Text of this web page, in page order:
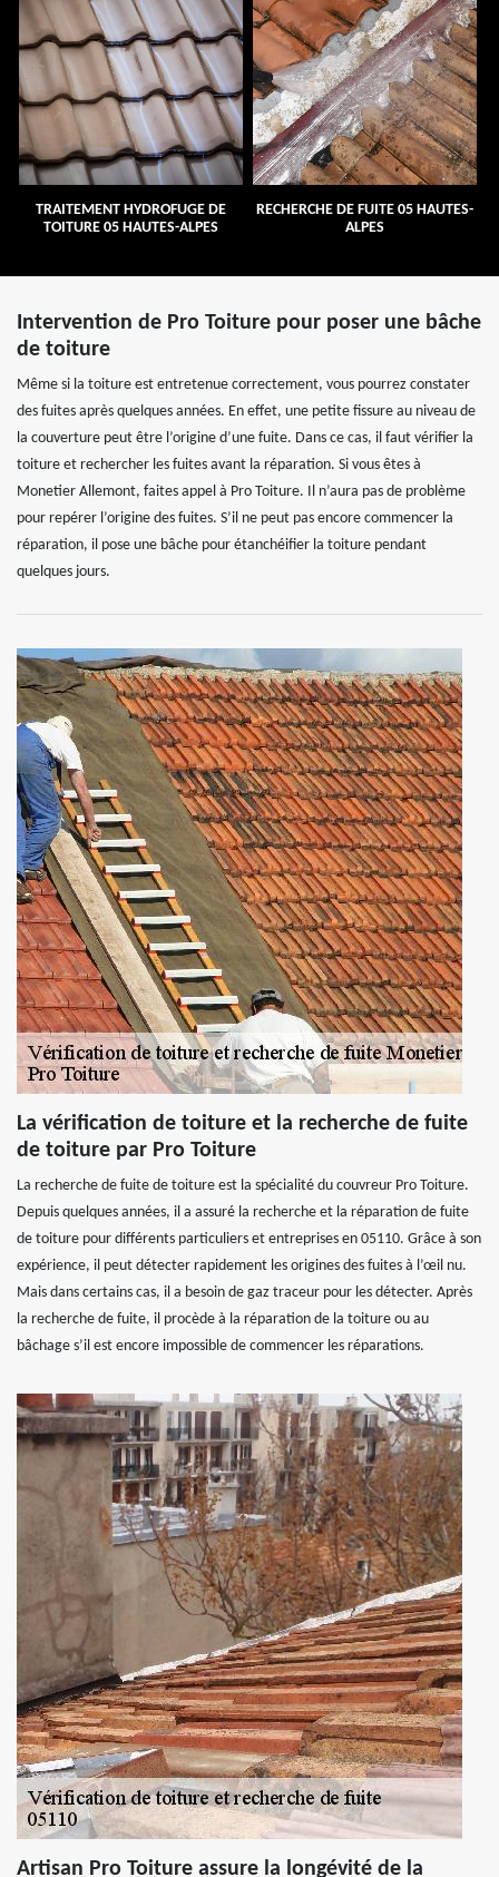
TRAITEMENT HYDROFUGE DE
TOITURE 05 HAUTES-ALPES
RECHERCHE DE FUITE 05 HAUTES-
ALPES
Intervention de Pro Toiture pour poser une bâche
de toiture
Même si la toiture est entretenue correctement, vous pourrez constater
des fuites après quelques années. En effet, une petite fissure au niveau de
la couverture peut être l’origine d’une fuite. Dans ce cas, il faut vérifier la
toiture et rechercher les fuites avant la réparation. Si vous êtes à
Monetier Allemont, faites appel à Pro Toiture. Il n’aura pas de problème
pour repérer l’origine des fuites. S’il ne peut pas encore commencer la
réparation, il pose une bâche pour étanchéifier la toiture pendant
quelques jours.
La vérification de toiture et la recherche de fuite
de toiture par Pro Toiture
La recherche de fuite de toiture est la spécialité du couvreur Pro Toiture.
Depuis quelques années, il a assuré la recherche et la réparation de fuite
de toiture pour différents particuliers et entreprises en 05110. Grâce à son
expérience, il peut détecter rapidement les origines des fuites à l’œil nu.
Mais dans certains cas, il a besoin de gaz traceur pour les détecter. Après
la recherche de fuite, il procède à la réparation de la toiture ou au
bâchage s’il est encore impossible de commencer les réparations.
Artisan Pro Toiture assure la longévité de la